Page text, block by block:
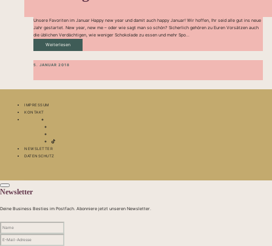
Unsere Favoriten im Januar Happy new year und damit auch happy Januar! Wir hoffen, Ihr seid alle gut ins neue
Jahr gestartet. New year, new me – oder wie sagt man so schön? Sicherlich gehören zu Euren Vorsätzen auch
die üblichen Verdächtigen, wie weniger Schokolade zu essen und mehr Spo...
Weiterlesen
5. JANUAR 2018
IMPRESSUM
KONTAKT
NEWSLETTER
DATENSCHUTZ
Newsletter
Deine Business Besties im Postfach. Abonniere jetzt unseren Newsletter.